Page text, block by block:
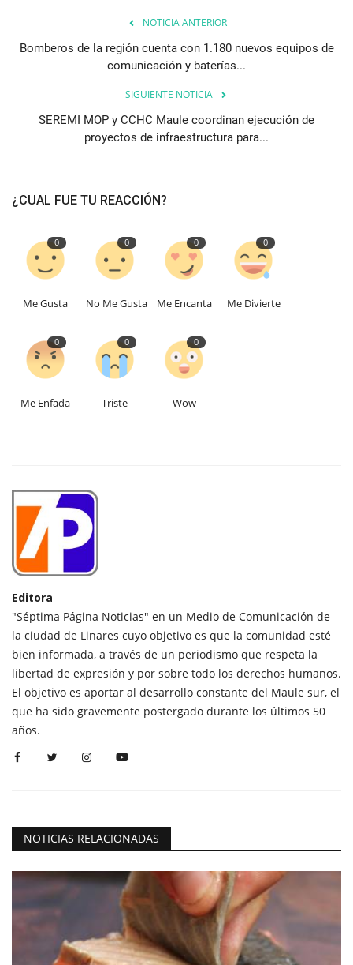
NOTICIA ANTERIOR
Bomberos de la región cuenta con 1.180 nuevos equipos de
comunicación y baterías...
SIGUIENTE NOTICIA
SEREMI MOP y CCHC Maule coordinan ejecución de
proyectos de infraestructura para...
¿CUAL FUE TU REACCIÓN?
0
Me Gusta
0
No Me Gusta
0
Me Encanta
0
Me Divierte
0
Me Enfada
0
Triste
0
Wow
Editora
"Séptima Página Noticias" en un Medio de Comunicación de
la ciudad de Linares cuyo objetivo es que la comunidad esté
bien informada, a través de un periodismo que respeta la
libertad de expresión y por sobre todo los derechos humanos.
El objetivo es aportar al desarrollo constante del Maule sur, el
que ha sido gravemente postergado durante los últimos 50
años.
NOTICIAS RELACIONADAS